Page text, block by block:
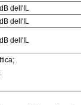
dell'IL
dell'IL
dell'IL